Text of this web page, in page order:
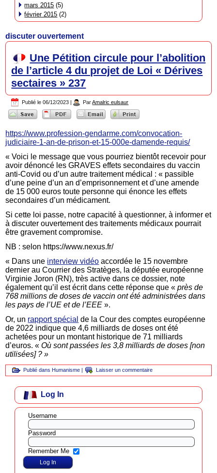
mars 2015 (5)
février 2015 (2)
discuter ouvertement
Une Pétition circule pour l’abolition
de l’article 4 du projet de Loi « Dérives
sectaires » 237
Publié le 06/12/2023 | Par Amalric eulsaur
https://www.profession-gendarme.com/convocation-
judiciaire-1-an-de-prison-et-15-000e-damende-requis/
« Voici le message que vous pourriez bientôt recevoir pour
avoir dénoncé les GRAVES effets secondaires du vaccin
anti-Covid ou d’un autre traitement médical : « passible
d’une peine d’un an d’emprisonnement et d’une amende
de 15 000 euros toute personne qui énonce les effets
secondaires d’un médicament.
Si cette loi passe, notre capacité à questionner, à informer et
à discuter ouvertement des traitements médicaux pourrait
être gravement compromise.
NB : selon https://www.nexus.fr/
« Dans une interview vidéo accordée le 15 novembre
dernier au Courrier des Stratèges, la députée européenne
Virginie Joron (RN), très active dans ce dossier, note
également qu’il est écrit dans cette réponse que «près de
768 millions de doses de vaccin ont été administrées dans
les pays de l’UE et de l’EEE ».
Or, un rapport spécial de la Cour des comptes européenne
de 2022 indique que 4,6 milliards de doses ont été
achetées pour un montant historique de 71 milliards
d’euros. «Où sont passées les 3,8 milliards de doses [non
utilisées] ? »
Publié dans Humanisme | Laisser un commentaire
Log In
Username
Password
Remember Me